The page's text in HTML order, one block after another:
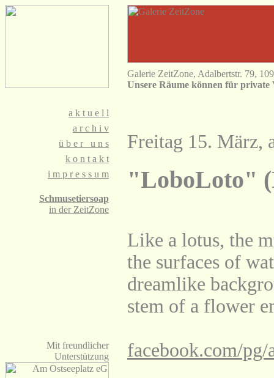
a k t u e l l
a r c h i v
ü b e r u n s
k o n t a k t
i m p r e s s u m
Schmusetiersoap
in der ZeitZone
Mit freundlicher
Unterstützung
Galerie ZeitZone, Adalbertstr. 79,
Unsere Räume können für private
Freitag 15. März,
"LoboLoto"
Like a lotus, the
the surfaces of
dreamlike
stem of a flower
facebook.com/